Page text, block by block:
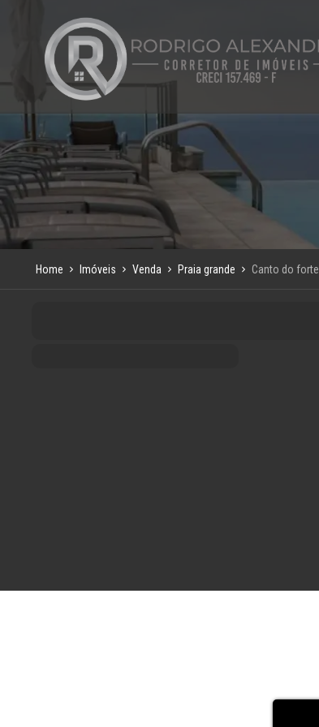
Home Imóveis Venda Praia grande Canto do forte